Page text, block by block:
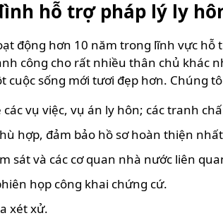
hỗ trợ pháp lý ly
động hơn 10 năm trong lĩnh vực
công cho rất nhiều thân chủ khác
cuộc sống mới tươi đẹp hơn. Chúng
vụ việc, vụ án ly hôn; các tranh
hợp, đảm bảo hồ sơ hoàn thiện
sát và các cơ quan nhà nước liên
họp công khai chứng cứ.
xét xử.